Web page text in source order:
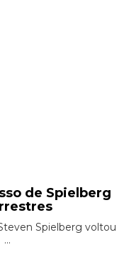
de Spielberg
Spielberg voltou